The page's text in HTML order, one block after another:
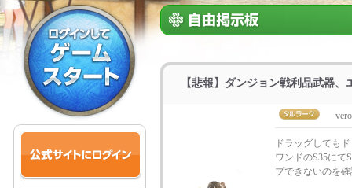
【悲報】ダンジョン戦利品武器、
ドラッグしても
ワンドのS35にて
プできないのを